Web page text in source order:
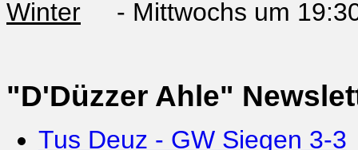
Winter - Mittwochs um
"D'Düzzer Ahle"
Tus Deuz - GW Siegen 3-3